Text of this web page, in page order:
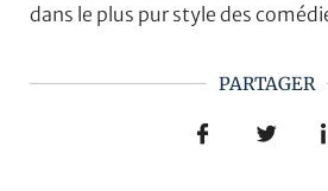
dans le plus pur style des
PARTAGER